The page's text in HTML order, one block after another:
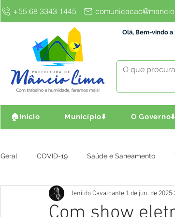
+55 68 3343 1445
Olá, Bem-vindo a
🏠Início Município⬇️ O Governo⬇️
Geral COVID-19 Saúde e Saneamento
Gestão e Finanças Infra, Obra e Transporte
Jenildo Cavalcante 1 de jun. de 2025